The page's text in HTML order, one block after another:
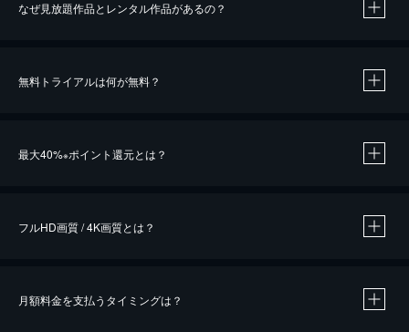
なぜ見放題作品とレンタル作品があるの？
無料トライアルは何が無料？
最大40%※ポイント還元とは？
※40％ポイント還元の対象は、クレジットカード決済による作品の購入 / レンタルです。
フルHD画質 / 4K画質とは？
月額料金を支払うタイミングは？